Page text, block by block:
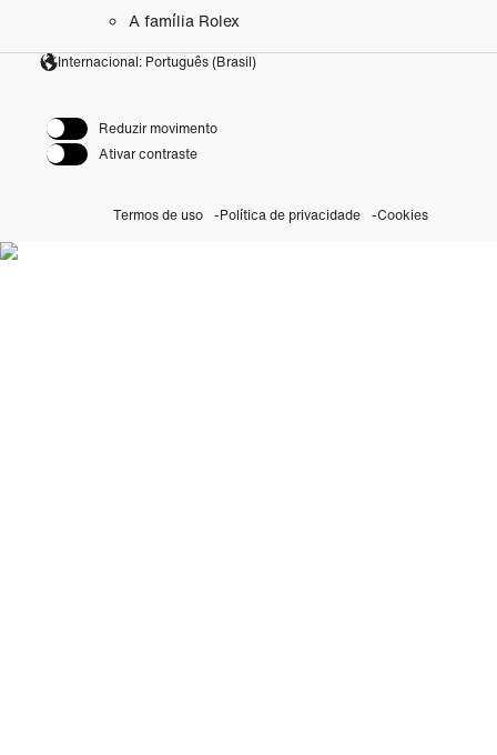
A família Rolex
Internacional: Português (Brasil)
Reduzir movimento
Ativar contraste
Termos de uso Política de privacidade Cookies